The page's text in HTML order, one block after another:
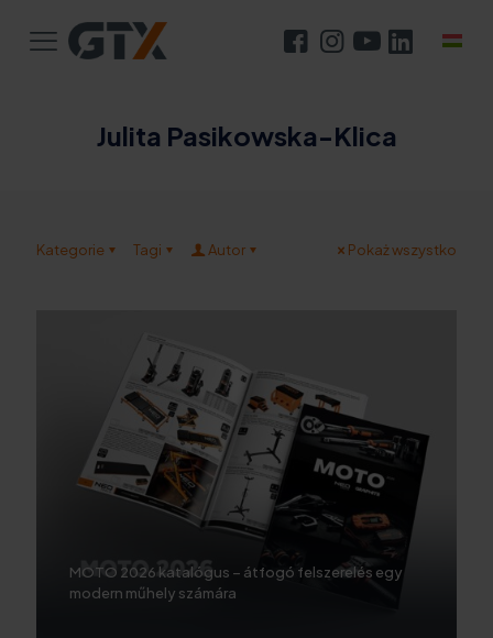
Julita Pasikowska-Klica
Kategorie Tagi Autor Pokaż wszystko
MOTO 2026 katalógus – átfogó felszerelés egy
modern műhely számára